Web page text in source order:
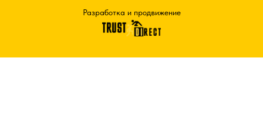
Разработка и продвижение